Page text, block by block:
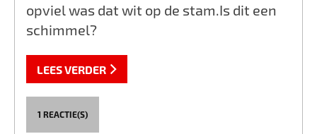
opviel was dat wit op de stam.Is dit een
schimmel?
LEES VERDER
1 REACTIE(S)